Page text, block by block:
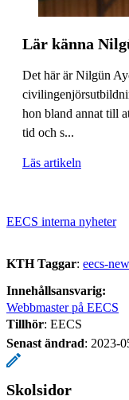
Lär känna
Det här är Nilgün
hon bland annat till
tid och s...
Läs artikeln
EECS interna nyheter
KTH Taggar: eecs-
Innehållsansvarig:
Webbmaster på EECS
Tillhör: EECS
Senast ändrad: 2023-
Skolsidor